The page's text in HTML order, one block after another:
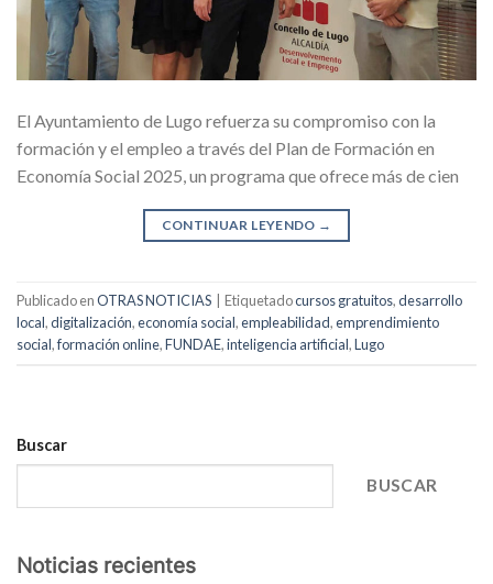
El Ayuntamiento de Lugo refuerza su compromiso con la
formación y el empleo a través del Plan de Formación en
Economía Social 2025, un programa que ofrece más de cien
CONTINUAR LEYENDO →
Publicado enOTRAS NOTICIAS Etiquetadocursos gratuitos,desarrollo
local,digitalización,economía social,empleabilidad,emprendimiento
social,formación online,FUNDAE,inteligencia artificial,Lugo
Buscar
BUSCAR
Noticias recientes